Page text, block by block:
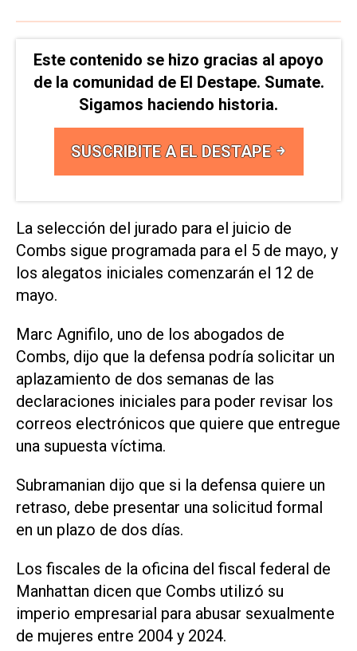
Este contenido se hizo gracias al apoyo
de la comunidad de El Destape. Sumate.
Sigamos haciendo historia.
SUSCRIBITE A EL DESTAPE
La selección del jurado para el juicio de
Combs sigue programada para el 5 de mayo, y
los alegatos iniciales comenzarán el 12 de
mayo.
Marc Agnifilo, uno de los abogados de
Combs, dijo que la defensa podría solicitar un
aplazamiento de dos semanas de las
declaraciones iniciales para poder revisar los
correos electrónicos que quiere que entregue
una supuesta víctima.
Subramanian dijo que si la defensa quiere un
retraso, debe presentar una solicitud formal
en un plazo de dos días.
Los fiscales de la oficina del fiscal federal de
Manhattan dicen que Combs utilizó su
imperio empresarial para abusar sexualmente
de mujeres entre 2004 y 2024.